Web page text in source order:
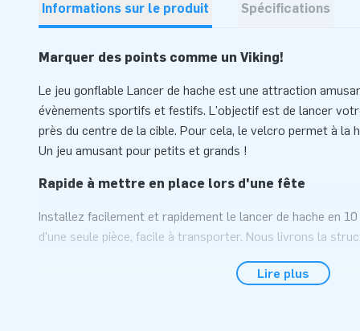
Informations sur le produit Spécifications
Marquer des points comme un Viking!
Le jeu gonflable Lancer de hache est une attraction
évènements sportifs et festifs. L'objectif est de lancer
près du centre de la cible. Pour cela, le velcro permet à la
Un jeu amusant pour petits et grands !
Rapide à mettre en place lors d'une fête
Installez facilement et rapidement le lancer de hache en
d'une seule pièce, facile à transporter. Nous livrons la
Lire plus